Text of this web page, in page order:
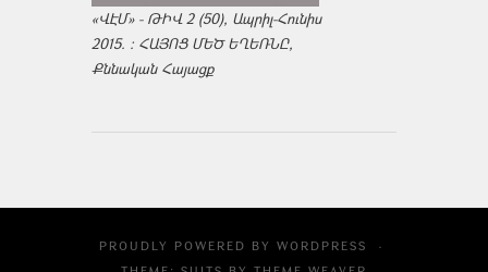
«ՎԷՄ» - ԹԻՎ 2 (50), Ապրիլ-Հունիս
2015. : ՀԱՅՈՑ ՄԵԾ ԵՂԵՌՆԸ,
Քննական Հայացք
PROUDLY POWERED BY WORDPRESS
·